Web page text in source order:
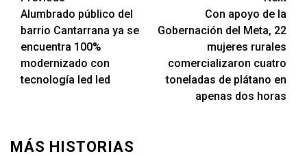
Alumbrado público del
barrio Cantarrana ya se
encuentra 100%
modernizado con
tecnología led led
Con apoyo de la
Gobernación del Meta, 22
mujeres rurales
comercializaron cuatro
toneladas de plátano en
apenas dos horas
MÁS HISTORIAS